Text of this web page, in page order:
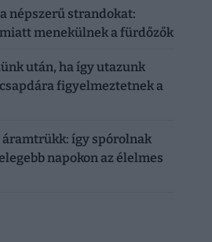
népszerű strandokat:
menekülnek a fürdőzők
után, ha így utazunk
figyelmeztetnek a
áramtrükk: így spórolnak
napokon az élelmes